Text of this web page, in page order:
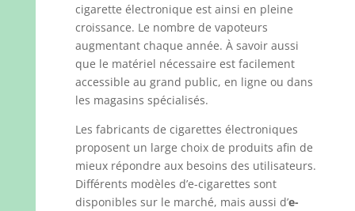
cigarette électronique est ainsi en pleine
croissance. Le nombre de vapoteurs
augmentant chaque année. À savoir aussi
que le matériel nécessaire est facilement
accessible au grand public, en ligne ou dans
les magasins spécialisés.
Les fabricants de cigarettes électroniques
proposent un large choix de produits afin de
mieux répondre aux besoins des utilisateurs.
Différents modèles d’e-cigarettes sont
disponibles sur le marché, mais aussi d’e-